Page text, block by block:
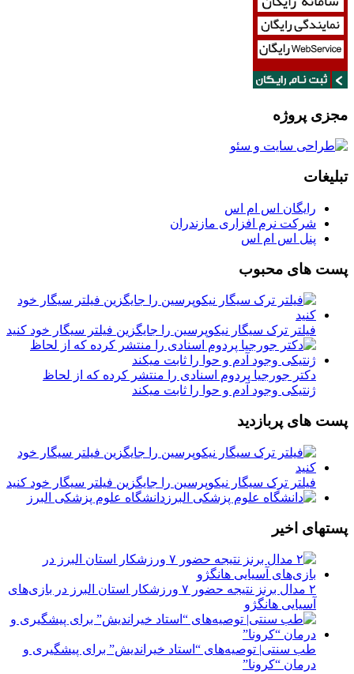
مجزی پروژه
تبلیغات
رایگان اس ام اس
شرکت نرم افزاری مازندران
پنل اس ام اس
پست های محبوب
فیلتر ترک سیگار نیکوپرسین را جایگزین فیلتر سیگار خود کنید
دکتر جورجیا پردوم اسنادی را منتشر کرده که از لحاظ
ژنتیکی وجود آدم و حوا را ثابت میکند
پست های پربازدید
فیلتر ترک سیگار نیکوپرسین را جایگزین فیلتر سیگار خود کنید
دانشگاه علوم پزشکی البرز
پستهای اخیر
۲ مدال برنز نتیجه حضور ۷ ورزشکار استان البرز در بازی‌های
آسیایی هانگژو
طب سنتی| توصیه‌‌های “استاد خیراندیش” برای پیشگیری و
درمان “کرونا”